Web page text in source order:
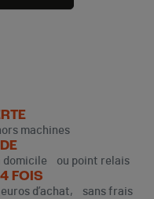
machines
domicile ou point relais
FOIS
euros d’achat, sans frais